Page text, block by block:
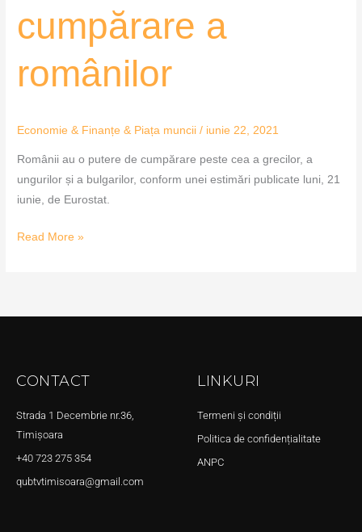
cumpărare a
românilor
Economie & Finanțe & Piața muncii / iunie 22, 2021
Românii au o putere de cumpărare peste cea a grecilor, a
ungurilor și a bulgarilor, conform unei estimări publicate luni, 21
iunie, de Eurostat.
a
Read More »
CONTACT
Strada 1 Decembrie nr.36,
Timișoara
+40 723 275 354
qubtvtimisoara@gmail.com
LINKURI
Termeni și condiții
Politica de confidențialitate
ANPC